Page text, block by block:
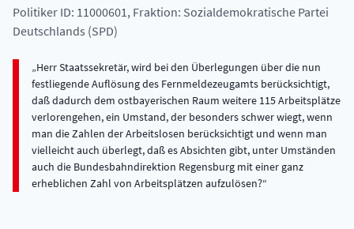
Politiker ID: 11000601, Fraktion: Sozialdemokratische Partei
Deutschlands (SPD)
Herr Staatssekretär, wird bei den Überlegungen über die nun
festliegende Auflösung des Fernmeldezeugamts berücksichtigt,
daß dadurch dem ostbayerischen Raum weitere 115 Arbeitsplätze
verlorengehen, ein Umstand, der besonders schwer wiegt, wenn
man die Zahlen der Arbeitslosen berücksichtigt und wenn man
vielleicht auch überlegt, daß es Absichten gibt, unter Umständen
auch die Bundesbahndirektion Regensburg mit einer ganz
erheblichen Zahl von Arbeitsplätzen aufzulösen?